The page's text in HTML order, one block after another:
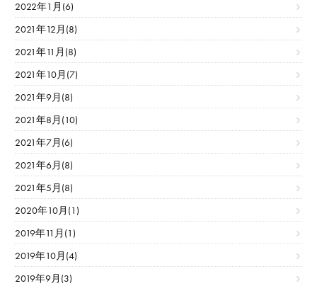
2022年1月(6)
2021年12月(8)
2021年11月(8)
2021年10月(7)
2021年9月(8)
2021年8月(10)
2021年7月(6)
2021年6月(8)
2021年5月(8)
2020年10月(1)
2019年11月(1)
2019年10月(4)
2019年9月(3)